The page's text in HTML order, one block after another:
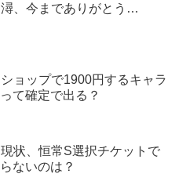
潯、今までありがとう…
ショップで1900円するキャラ
て確定で出る？
現状、恒常S選択チケットで
ないのは？